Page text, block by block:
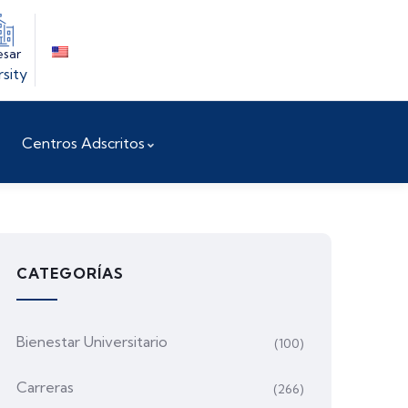
Centros Adscritos
CATEGORÍAS
Bienestar Universitario (100)
Carreras (266)